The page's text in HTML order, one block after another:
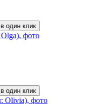
один клик
один клик